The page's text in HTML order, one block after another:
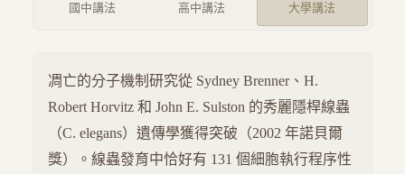
國中講法 高中講法 大學講法
凋亡的分子機制研究從 Sydney Brenner、H.
Robert Horvitz 和 John E. Sulston 的秀麗隱桿線蟲
（C. elegans）遺傳學獲得突破（2002 年諾貝爾
獎）。線蟲發育中恰好有 131 個細胞執行程序性